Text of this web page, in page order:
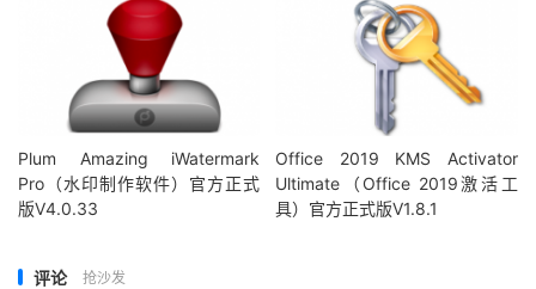
Plum Amazing iWatermark
Pro（水印制作软件）官方正式
版V4.0.33
Office 2019 KMS Activator
Ultimate（Office 2019激活工
具）官方正式版V1.8.1
评论 抢沙发